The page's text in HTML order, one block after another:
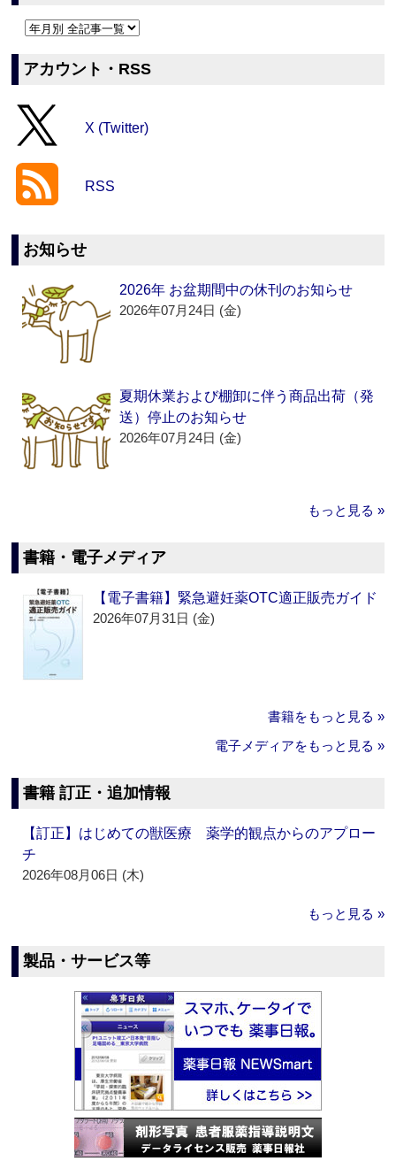
アカウント・RSS
X (Twitter)
RSS
お知らせ
2026年 お盆期間中の休刊のお知らせ
2026年07月24日 (金)
夏期休業および棚卸に伴う商品出荷（発
送）停止のお知らせ
2026年07月24日 (金)
もっと見る »
書籍・電子メディア
【電子書籍】緊急避妊薬OTC適正販売ガイド
2026年07月31日 (金)
書籍をもっと見る »
電子メディアをもっと見る »
書籍 訂正・追加情報
【訂正】はじめての獣医療 薬学的観点からのアプロー
チ
2026年08月06日 (木)
もっと見る »
製品・サービス等